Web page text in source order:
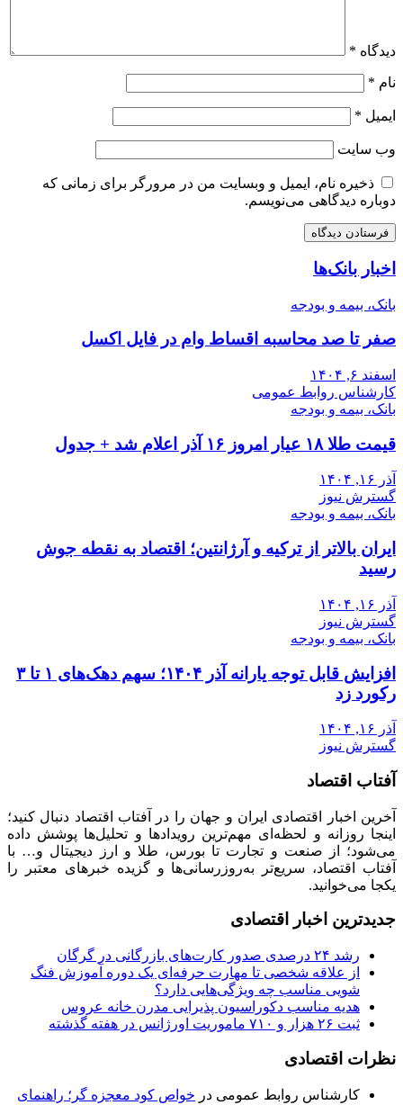
دیدگاه *
نام *
ایمیل *
وب‌ سایت
ذخیره نام، ایمیل و وبسایت من در مرورگر برای زمانی که
دوباره دیدگاهی می‌نویسم.
اخبار بانک‌ها
بانک، بیمه و بودجه
صفر تا صد محاسبه اقساط وام در فایل اکسل
اسفند ۶, ۱۴۰۴
کارشناس روابط عمومی
بانک، بیمه و بودجه
قیمت طلا ۱۸ عیار امروز ۱۶ آذر اعلام شد + جدول
آذر ۱۶, ۱۴۰۴
گسترش نیوز
بانک، بیمه و بودجه
ایران بالاتر از ترکیه و آرژانتین؛ اقتصاد به نقطه جوش
رسید
آذر ۱۶, ۱۴۰۴
گسترش نیوز
بانک، بیمه و بودجه
افزایش قابل توجه یارانه آذر ۱۴۰۴؛ سهم دهک‌های ۱ تا ۳
رکورد زد
آذر ۱۶, ۱۴۰۴
گسترش نیوز
آفتاب اقتصاد
آخرین اخبار اقتصادی ایران و جهان را در آفتاب اقتصاد دنبال کنید؛
اینجا روزانه و لحظه‌ای مهم‌ترین رویدادها و تحلیل‌ها پوشش داده
می‌شود؛ از صنعت و تجارت تا بورس، طلا و ارز دیجیتال و… با
آفتاب اقتصاد، سریع‌تر به‌روزرسانی‌ها و گزیده خبرهای معتبر را
یکجا می‌خوانید.
جدیدترین اخبار اقتصادی
رشد ۲۴ درصدی صدور کارت‌های بازرگانی در گرگان
از علاقه شخصی تا مهارت حرفه‌ای یک دوره آموزش فنگ
شویی مناسب چه ویژگی‌هایی دارد؟
هدیه مناسب دکوراسیون پذیرایی مدرن خانه عروس
ثبت ۲۶ هزار و ۷۱۰ ماموریت اورژانس در هفته گذشته
نظرات اقتصادی
کارشناس روابط عمومی در خواص کود معجزه گر؛ راهنمای